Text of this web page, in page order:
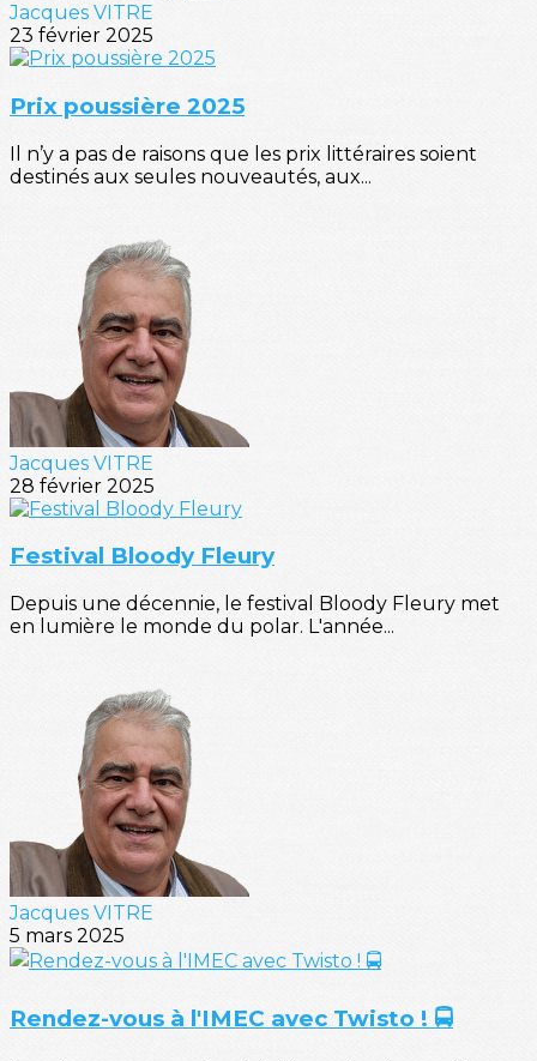
Jacques VITRE
23 février 2025
Prix poussière 2025
Il n’y a pas de raisons que les prix littéraires soient
destinés aux seules nouveautés, aux...
Jacques VITRE
28 février 2025
Festival Bloody Fleury
Depuis une décennie, le festival Bloody Fleury met
en lumière le monde du polar. L'année...
Jacques VITRE
5 mars 2025
Rendez-vous à l'IMEC avec Twisto ! 🚍